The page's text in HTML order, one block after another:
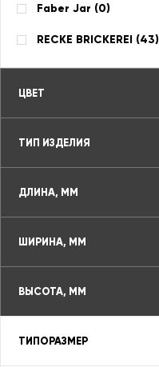
Faber Jar (0)
RECKE BRICKEREI (43)
ЦВЕТ
ТИП ИЗДЕЛИЯ
ДЛИНА, ММ
ШИРИНА, ММ
ВЫСОТА, ММ
ТИПОРАЗМЕР